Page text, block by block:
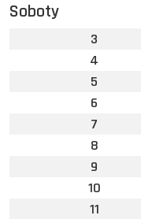
Soboty
3
4
5
6
7
8
9
10
11